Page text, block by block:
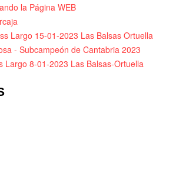
la Página WEB
Largo 15-01-2023 Las Balsas Ortuella
- Subcampeón de Cantabria 2023
Largo 8-01-2023 Las Balsas-Ortuella